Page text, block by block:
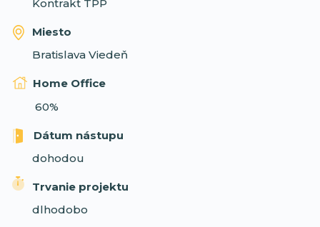
Kontrakt TPP
Miesto
Bratislava Viedeň
Home Office
60%
Dátum nástupu
dohodou
Trvanie projektu
dlhodobo